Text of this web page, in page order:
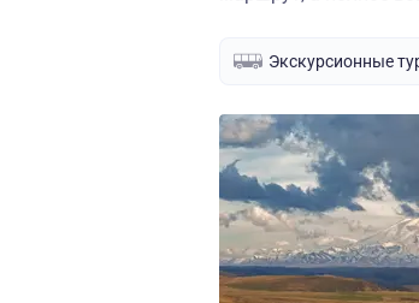
Экскурсионные